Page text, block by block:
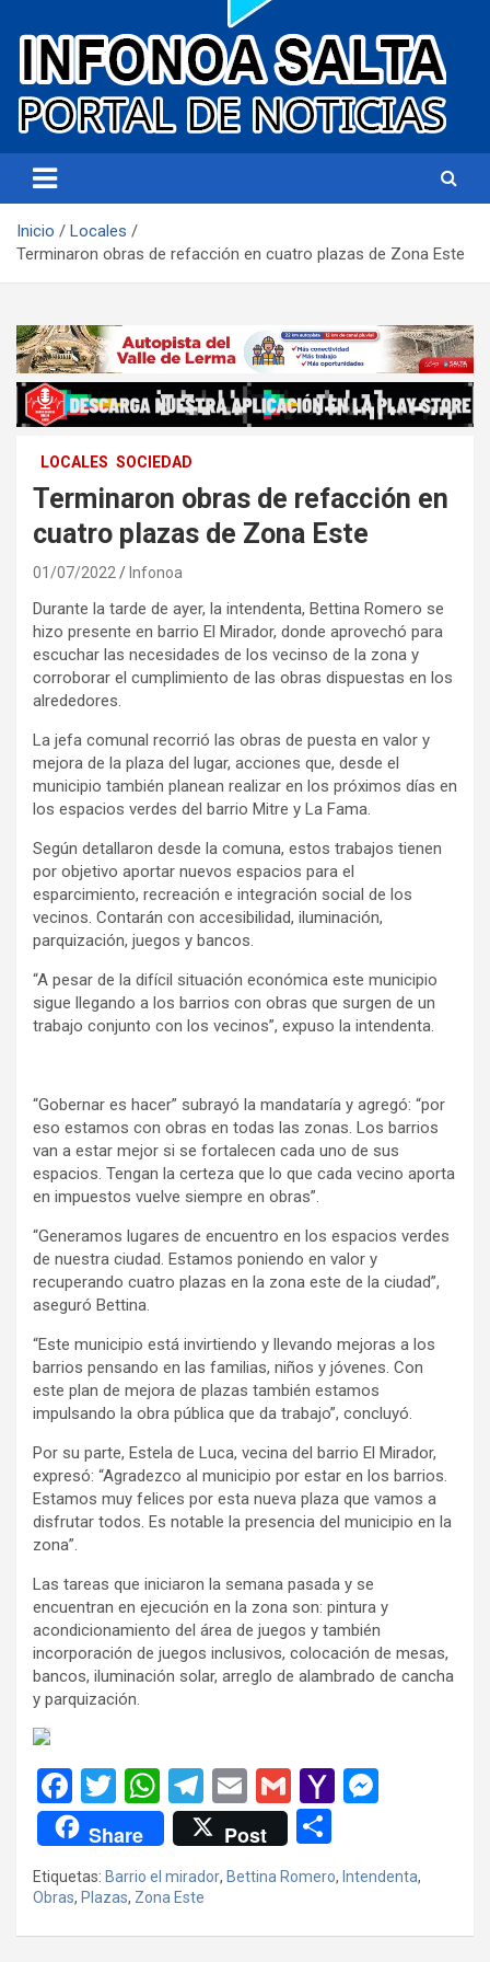
Infonoa Salta
Inicio
Locales
Terminaron obras de refacción en cuatro plazas de Zona Este
LOCALES SOCIEDAD
Terminaron obras de refacción en
cuatro plazas de Zona Este
01/07/2022 Infonoa
Durante la tarde de ayer, la intendenta, Bettina Romero se
hizo presente en barrio El Mirador, donde aprovechó para
escuchar las necesidades de los vecinso de la zona y
corroborar el cumplimiento de las obras dispuestas en los
alrededores.
La jefa comunal recorrió las obras de puesta en valor y
mejora de la plaza del lugar, acciones que, desde el
municipio también planean realizar en los próximos días en
los espacios verdes del barrio Mitre y La Fama.
Según detallaron desde la comuna, estos trabajos tienen
por objetivo aportar nuevos espacios para el
esparcimiento, recreación e integración social de los
vecinos. Contarán con accesibilidad, iluminación,
parquización, juegos y bancos.
“A pesar de la difícil situación económica este municipio
sigue llegando a los barrios con obras que surgen de un
trabajo conjunto con los vecinos”, expuso la intendenta.
“Gobernar es hacer” subrayó la mandataría y agregó: “por
eso estamos con obras en todas las zonas. Los barrios
van a estar mejor si se fortalecen cada uno de sus
espacios. Tengan la certeza que lo que cada vecino aporta
en impuestos vuelve siempre en obras”.
“Generamos lugares de encuentro en los espacios verdes
de nuestra ciudad. Estamos poniendo en valor y
recuperando cuatro plazas en la zona este de la ciudad”,
aseguró Bettina.
“Este municipio está invirtiendo y llevando mejoras a los
barrios pensando en las familias, niños y jóvenes. Con
este plan de mejora de plazas también estamos
impulsando la obra pública que da trabajo”, concluyó.
Por su parte, Estela de Luca, vecina del barrio El Mirador,
expresó: “Agradezco al municipio por estar en los barrios.
Estamos muy felices por esta nueva plaza que vamos a
disfrutar todos. Es notable la presencia del municipio en la
zona”.
Las tareas que iniciaron la semana pasada y se
encuentran en ejecución en la zona son: pintura y
acondicionamiento del área de juegos y también
incorporación de juegos inclusivos, colocación de mesas,
bancos, iluminación solar, arreglo de alambrado de cancha
y parquización.
F
a
ce
b
o
T
wi
tt
er
W
h
at
s
A
T
el
e
gr
a
E
m
ail
G
m
ail
Y
o
o
n
g
Share Post
o
m
p
Etiquetas: Barrio el mirador, Bettina Romero, Intendenta,
Obras, Plazas, Zona Este